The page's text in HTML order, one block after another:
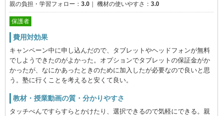
親の負担・学習フォロー： 3.0 機材の使いやすさ： 3.0
保護者
費用対効果
キャンペーン中に申し込んだので、タブレットやヘッドフォンが無料
でしようできたのがよかった。オプションでタブレットの保証金がか
かったが、なにかあったときのために加入したが必要なので良いと思
う。塾に行くことを考えると安くて良い。
教材・授業動画の質・分かりやすさ
タッチぺんですらすらとかけたり、選択できるので気軽にできる。親